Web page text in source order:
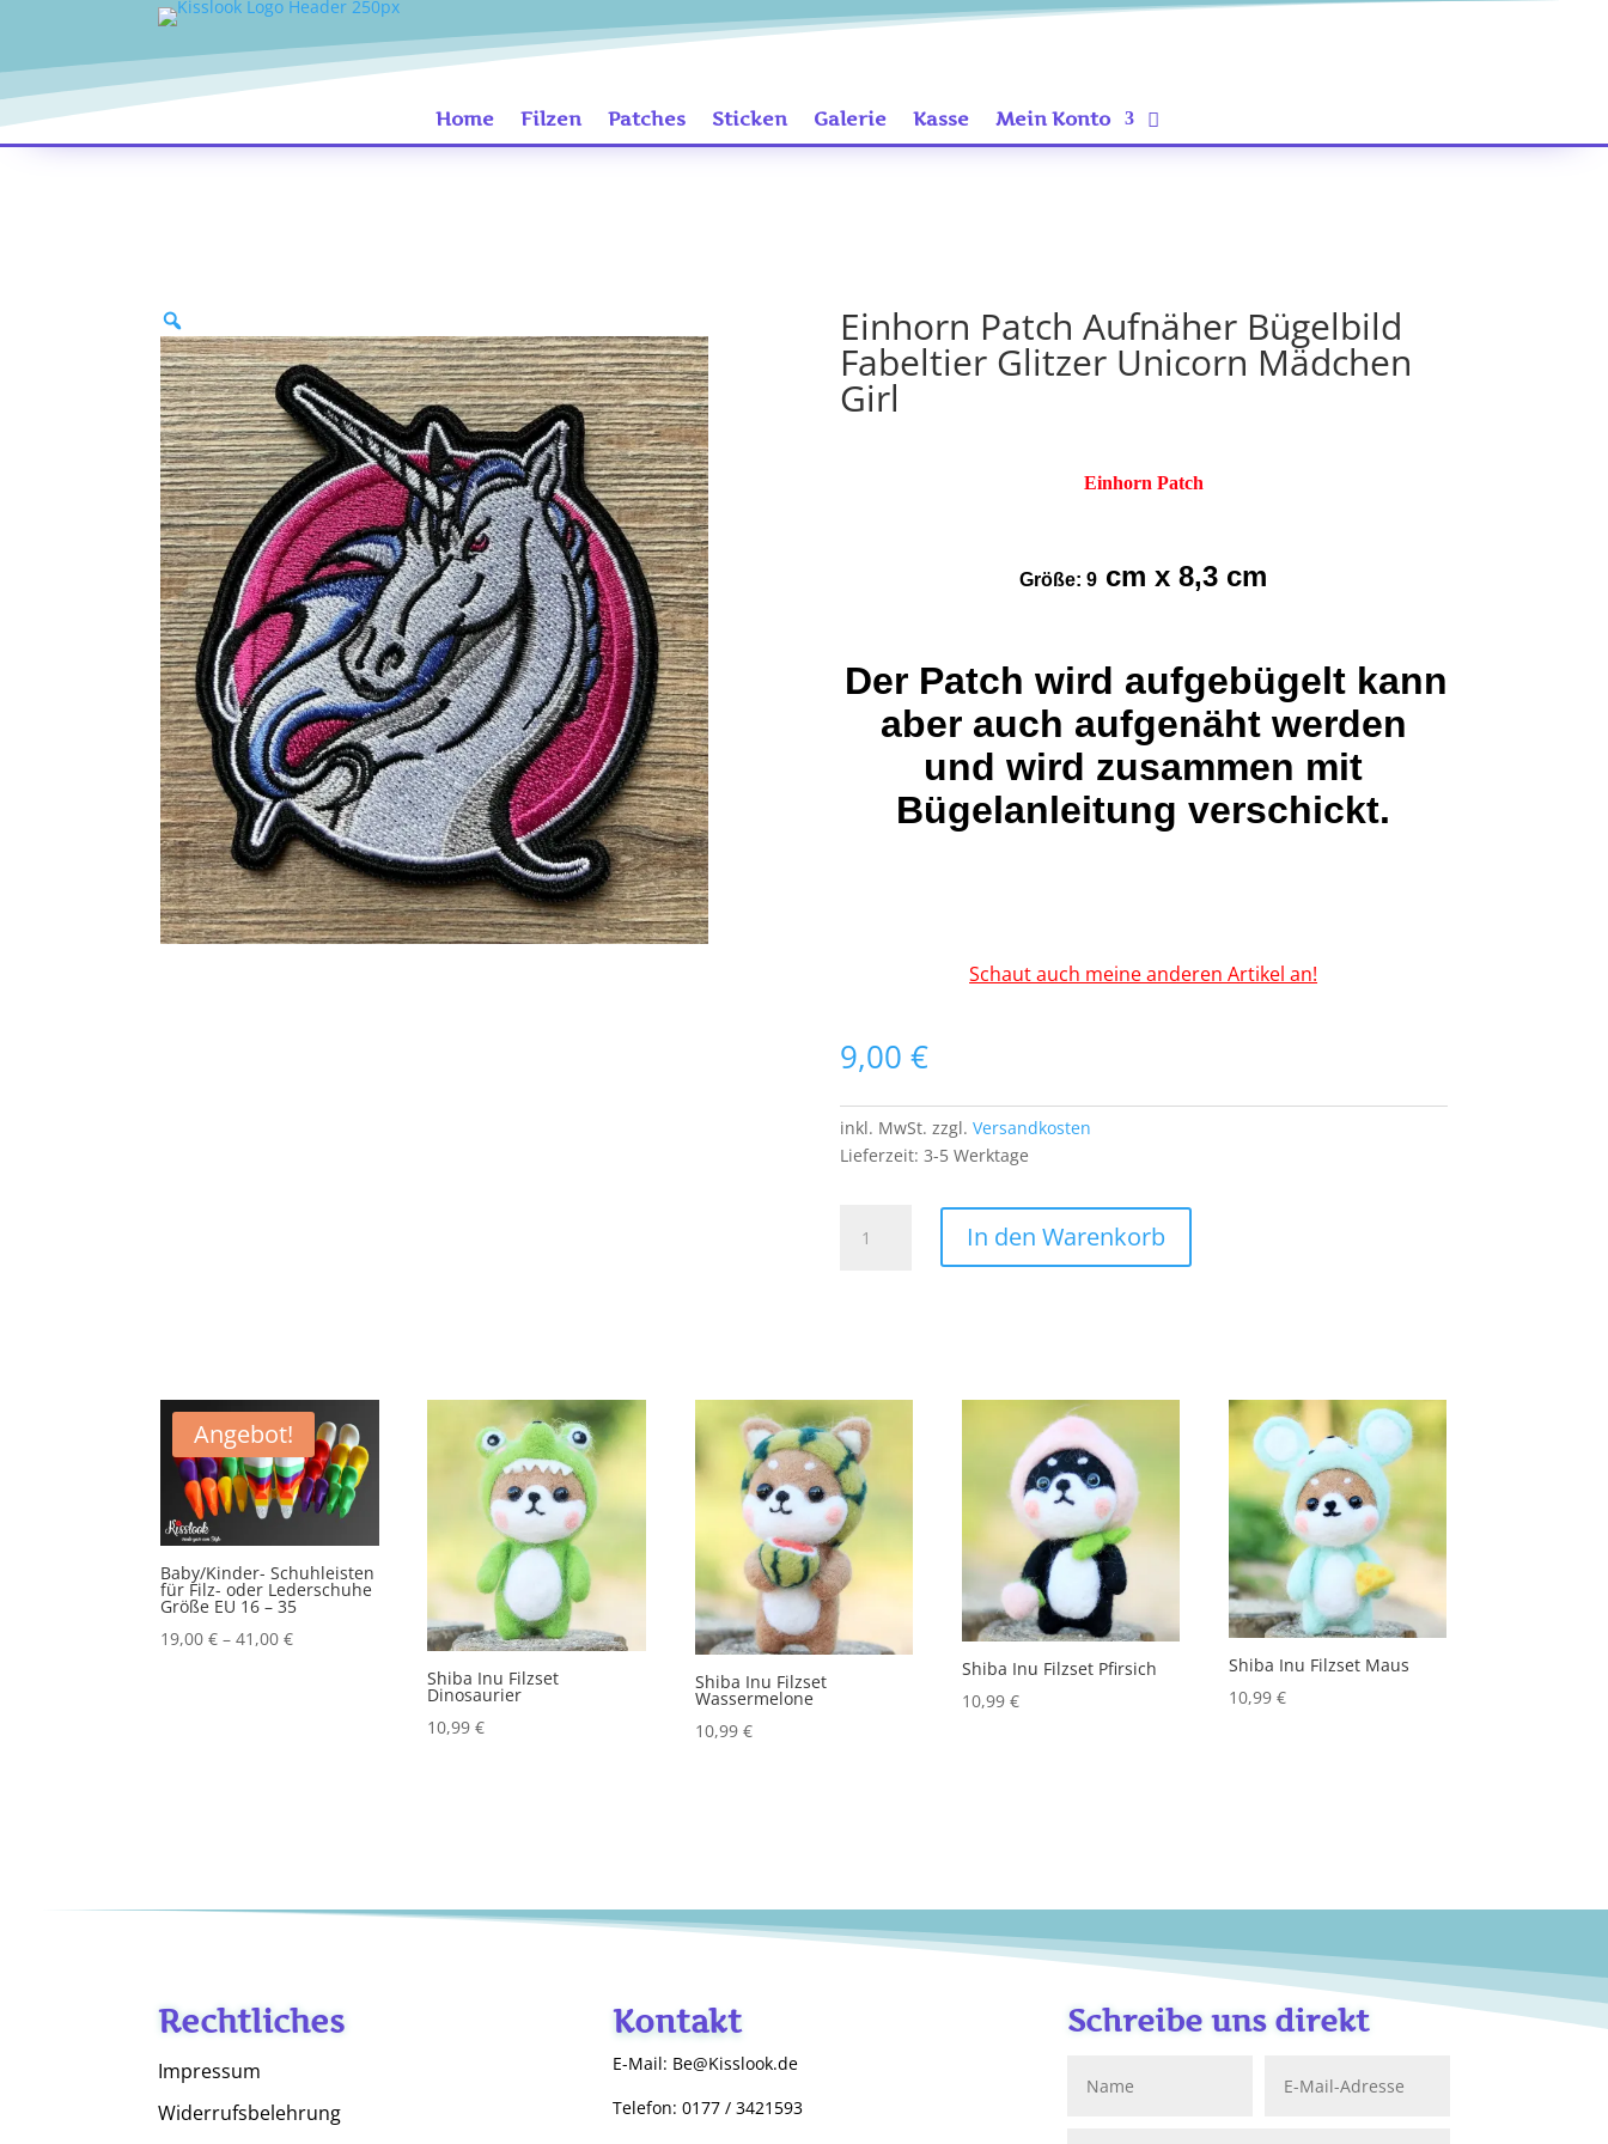
Home Filzen Patches Sticken Galerie Kasse Mein Konto
Einhorn Patch Aufnäher Bügelbild
Fabeltier Glitzer Unicorn Mädchen
Girl
Einhorn Patch
Größe: 9 cm x 8,3 cm
Der Patch wird aufgebügelt kann
aber auch aufgenäht werden
und wird zusammen mit
Bügelanleitung verschickt.
Schaut auch meine anderen Artikel an!
9,00 €
inkl. MwSt. zzgl. Versandkosten
Lieferzeit: 3-5 Werktage
Patch
Mädchen
Girl
Menge
In den Warenkorb
Angebot!
Baby/Kinder- Schuhleisten
für Filz- oder Lederschuhe
Größe EU 16 – 35
19,00€ –41,00€
Shiba Inu Filzset
Dinosaurier
10,99€
Shiba Inu Filzset
Wassermelone
10,99 €
Shiba Inu Filzset Pfirsich
10,99 €
Shiba Inu Filzset Maus
10,99 €
Rechtliches
Impressum
Widerrufsbelehrung
Kontakt
E-Mail: Be@Kisslook.de
Telefon: 0177 / 3421593
Schreibe uns direkt